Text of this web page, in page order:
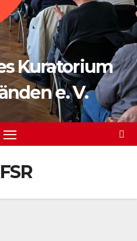
Kuratorium
e. V.